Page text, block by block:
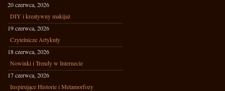
20 czerwca, 2026
DIY i kreatywny makijaż
19 czerwca, 2026
Czytelnicze Artykuły
18 czerwca, 2026
Nowinki i Trendy w Internecie
17 czerwca, 2026
Inspirujące Historie i Metamorfozy